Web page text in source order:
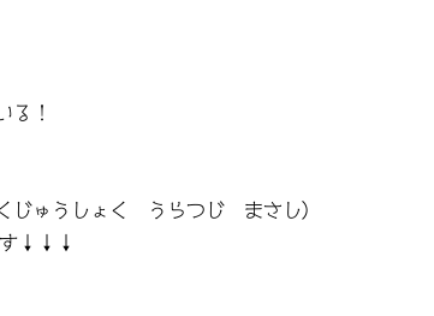
る！
じゅうしょく うらつじ まさし）
す↓↓↓